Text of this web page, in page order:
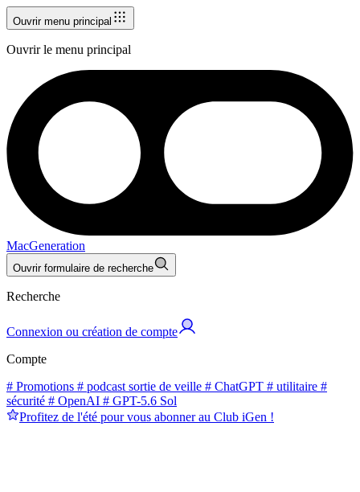
Ouvrir menu principal
Ouvrir le menu principal
MacGeneration
Ouvrir formulaire de recherche
Recherche
Connexion ou création de compte
Compte
# Promotions # podcast sortie de veille # ChatGPT # utilitaire #
sécurité # OpenAI # GPT-5.6 Sol
Profitez de l'été pour vous abonner au Club iGen !